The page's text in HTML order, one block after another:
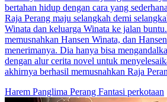
bertahan hidup dengan cara yang
Raja Perang maju selangkah demi
Winata dan keluarga Winata ke jalan
memusnahkan Hansen Winata, dan
menerimanya. Dia hanya bisa
dengan alur cerita novel untuk
akhirnya berhasil memusnahkan Raja
Harem Panglima Perang Fantasi perkotaan